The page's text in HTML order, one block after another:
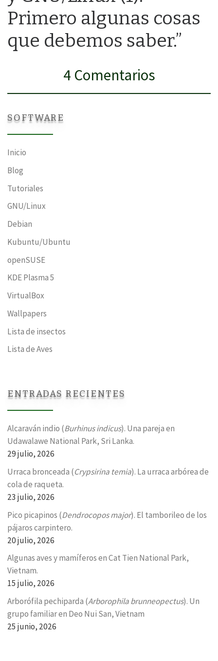
Primero algunas cosas
que debemos saber.”
4 Comentarios
SOFTWARE
Inicio
Blog
Tutoriales
GNU/Linux
Debian
Kubuntu/Ubuntu
openSUSE
KDE Plasma 5
VirtualBox
Wallpapers
Lista de insectos
Lista de Aves
ENTRADAS RECIENTES
Alcaraván indio (Burhinus indicus). Una pareja en
Udawalawe National Park, Sri Lanka.
29 julio, 2026
Urraca bronceada (Crypsirina temia). La urraca arbórea de
cola de raqueta.
23 julio, 2026
Pico picapinos (Dendrocopos major). El tamborileo de los
pájaros carpintero.
20 julio, 2026
Algunas aves y mamíferos en Cat Tien National Park,
Vietnam.
15 julio, 2026
Arborófila pechiparda (Arborophila brunneopectus). Un
grupo familiar en Deo Nui San, Vietnam
25 junio, 2026